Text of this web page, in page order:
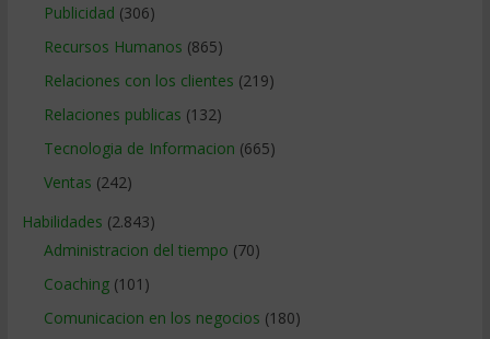
Publicidad (306)
Recursos Humanos (865)
Relaciones con los clientes (219)
Relaciones publicas (132)
Tecnologia de Informacion (665)
Ventas (242)
Habilidades (2.843)
Administracion del tiempo (70)
Coaching(101)
Comunicacion en los negocios (180)